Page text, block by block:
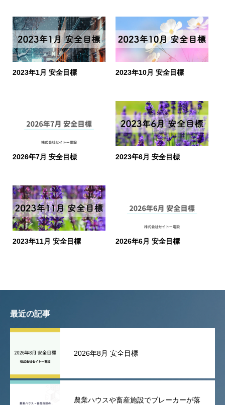
2023年1月 安全目標 2023年10月 安全目標
2026年7月 安全目標 2023年6月 安全目標
2023年11月 安全目標 2026年6月 安全目標
最近の記事
2026年8月 安全目標
農業ハウスや畜産施設でブレーカーが落